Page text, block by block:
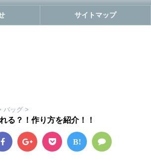
サイトマップ
バッグ >
る？！作り方を紹介！！
B!